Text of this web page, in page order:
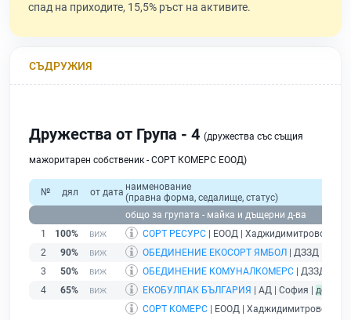
спад на приходите, 15,5% ръст на активите.
СЪДРУЖИЯ
Дружества от Група - 4 (дружества със същия
мажоритарен собственик - СОРТ КОМЕРС ЕООД)
№ дял от дата наименование
(правна форма, седалище, статус)
общо за групата - майка и дъщерни д-ва
1
100% СОРТ РЕСУРС | ЕООД | Хаджидимитрово |
2
90% ОБЕДИНЕНИЕ ЕКОСОРТ ЯМБОЛ | ДЗЗД | с.
3
50% ОБЕДИНЕНИЕ КОМУНАЛКОМЕРС | ДЗЗД | с.
4
65% ЕКОБУЛПАК БЪЛГАРИЯ | АД | София |
СОРТ КОМЕРС | ЕООД | Хаджидимитрово |